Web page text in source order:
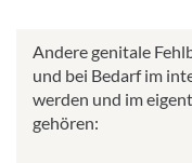
Andere genitale
und bei Bedarf im
werden und im
gehören: